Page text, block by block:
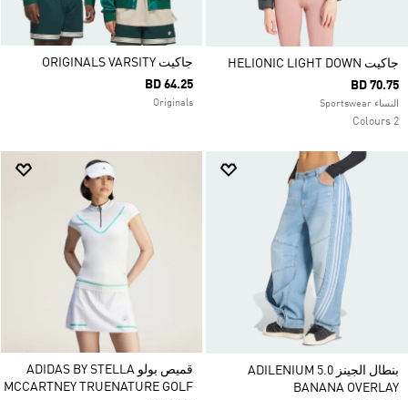
جاكيت HELIONIC LIGHT DOWN
BD 70.75
النساء Sportswear
2 Colours
جاكيت ORIGINALS VARSITY
BD 64.25
Originals
بنطال الجينز ADILENIUM 5.0
BANANA OVERLAY
قميص بولو ADIDAS BY STELLA
MCCARTNEY TRUENATURE GOLF